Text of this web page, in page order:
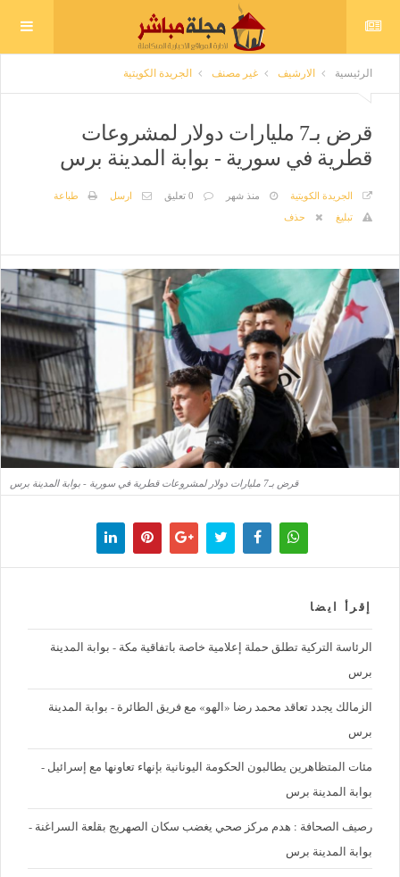
الرئيسية الارشيف غير مصنف الجريدة الكويتية
قرض بـ7 مليارات دولار لمشروعات
قطرية في سورية - بوابة المدينة برس
الجريدة الكويتية منذ شهر 0 تعليق ارسل
طباعة
تبليغ
حذف
قرض بـ7 مليارات دولار لمشروعات قطرية في سورية - بوابة المدينة برس
إقرأ ايضا
الرئاسة التركية تطلق حملة إعلامية خاصة باتفاقية مكة - بوابة المدينة
برس
الزمالك يجدد تعاقد محمد رضا «الهو» مع فريق الطائرة - بوابة المدينة
برس
مئات المتظاهرين يطالبون الحكومة اليونانية بإنهاء تعاونها مع إسرائيل -
بوابة المدينة برس
رصيف الصحافة : هدم مركز صحي يغضب سكان الصهريج بقلعة السراغنة -
بوابة المدينة برس